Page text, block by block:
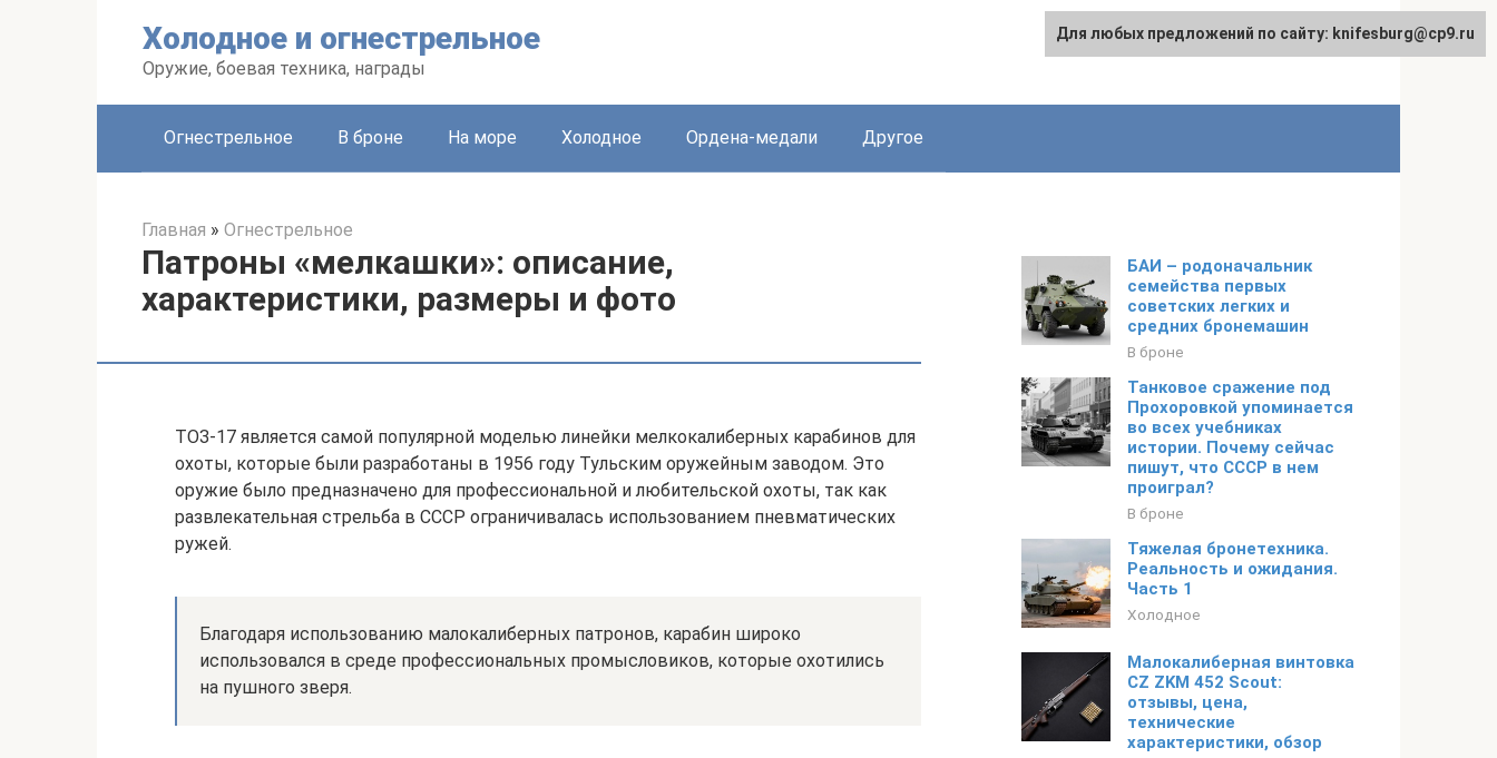
Холодное и огнестрельное
Оружие, боевая техника, награды
Огнестрельное В броне На море Холодное Ордена-медали Другое
Главная » Огнестрельное
Патроны «мелкашки»: описание,
характеристики, размеры и фото
ТОЗ-17 является самой популярной моделью линейки мелкокалиберных карабинов для
охоты, которые были разработаны в 1956 году Тульским оружейным заводом. Это
оружие было предназначено для профессиональной и любительской охоты, так как
развлекательная стрельба в СССР ограничивалась использованием пневматических
ружей.
Благодаря использованию малокалиберных патронов, карабин широко
использовался в среде профессиональных промысловиков, которые охотились
на пушного зверя.
БАИ – родоначальник
семейства первых
советских легких и
средних бронемашин
В броне
Танковое сражение под
Прохоровкой упоминается
во всех учебниках
истории. Почему сейчас
пишут, что СССР в нем
проиграл?
В броне
Тяжелая бронетехника.
Реальность и ожидания.
Часть 1
Холодное
Малокалиберная винтовка
CZ ZKM 452 Scout:
отзывы, цена,
технические
характеристики, обзор
Для любых предложений по сайту: knifesburg@cp9.ru